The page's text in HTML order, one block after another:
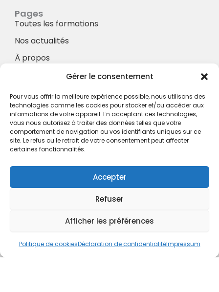
Gérer le consentement
Pour vous offrir la meilleure expérience possible, nous utilisons des
technologies comme les cookies pour stocker et/ou accéder aux
informations de votre appareil. En acceptant ces technologies,
vous nous autorisez à traiter des données telles que votre
comportement de navigation ou vos identifiants uniques sur ce
site. Le refus ou le retrait de votre consentement peut affecter
certaines fonctionnalités.
Accepter
Refuser
Afficher les préférences
Politique de cookiesDéclaration de confidentialitéImpressum
Pages
Toutes les formations
Nos actualités
À propos
À propos
Hotel à proximité
Politique de confidentialité
CGV
cboukris@habitat-social.com